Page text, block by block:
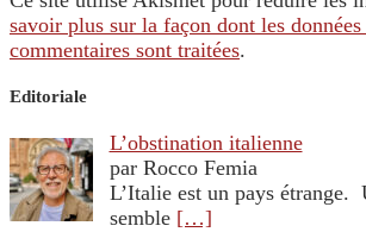
savoir plus sur la façon dont les données
commentaires sont traitées.
Editoriale
L’obstination italienne
par Rocco Femia
L’Italie est un pays étrange.
semble […]